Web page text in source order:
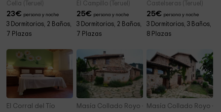
Cella (Teruel)
23€ persona y noche
3 Dormitorios, 2 Baños,
7 Plazas
El Campillo (Teruel)
25€ persona y noche
3 Dormitorios, 2 Baños,
7 Plazas
Castelseras (Teruel)
25€ persona y noche
3 Dormitorios, 3 Baños,
8 Plazas
El Corral del Tío Masía Collado Royo - Casa de la Maestra
Masía Collado Royo -